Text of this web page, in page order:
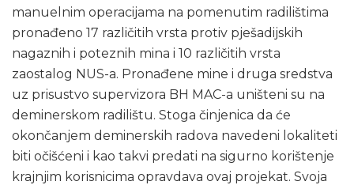
manuelnim operacijama na pomenutim radilištima
pronađeno 17 različitih vrsta protiv pješadijskih
nagaznih i poteznih mina i 10 različitih vrsta
zaostalog NUS-a. Pronađene mine i druga sredstva
uz prisustvo supervizora BH MAC-a uništeni su na
deminerskom radilištu. Stoga činjenica da će
okončanjem deminerskih radova navedeni lokaliteti
biti očišćeni i kao takvi predati na sigurno korištenje
krajnjim korisnicima opravdava ovaj projekat. Svoja